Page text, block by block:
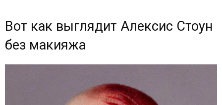
Вот как выглядит Алексис Стоун
без макияжа